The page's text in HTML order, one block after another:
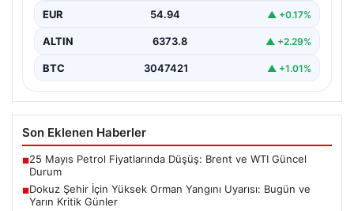
EUR 54.94 ▲ +0.17%
ALTIN 6373.8 ▲ +2.29%
BTC 3047421 ▲ +1.01%
Son Eklenen Haberler
■25 Mayıs Petrol Fiyatlarında Düşüş: Brent ve WTI Güncel
Durum
■Dokuz Şehir İçin Yüksek Orman Yangını Uyarısı: Bugün ve
Yarın Kritik Günler